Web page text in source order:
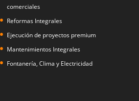
comerciales
Reformas Integrales
Ejecución de proyectos premium
Mantenimientos Integrales
Fontanería, Clima y Electricidad